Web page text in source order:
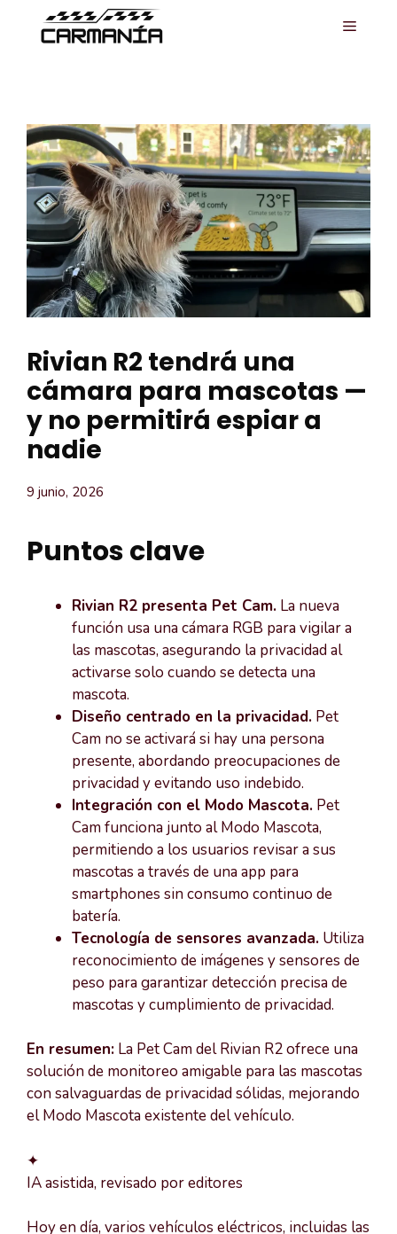
MENÚ
Rivian R2 tendrá una
cámara para mascotas —
y no permitirá espiar a
nadie
9 junio, 2026
Puntos clave
Rivian R2 presenta Pet Cam. La nueva
función usa una cámara RGB para vigilar a
las mascotas, asegurando la privacidad al
activarse solo cuando se detecta una
mascota.
Diseño centrado en la privacidad. Pet
Cam no se activará si hay una persona
presente, abordando preocupaciones de
privacidad y evitando uso indebido.
Integración con el Modo Mascota. Pet
Cam funciona junto al Modo Mascota,
permitiendo a los usuarios revisar a sus
mascotas a través de una app para
smartphones sin consumo continuo de
batería.
Tecnología de sensores avanzada. Utiliza
reconocimiento de imágenes y sensores de
peso para garantizar detección precisa de
mascotas y cumplimiento de privacidad.
En resumen: La Pet Cam del Rivian R2 ofrece una
solución de monitoreo amigable para las mascotas
con salvaguardas de privacidad sólidas, mejorando
el Modo Mascota existente del vehículo.
✦
IA asistida, revisado por editores
Hoy en día, varios vehículos eléctricos, incluidas las